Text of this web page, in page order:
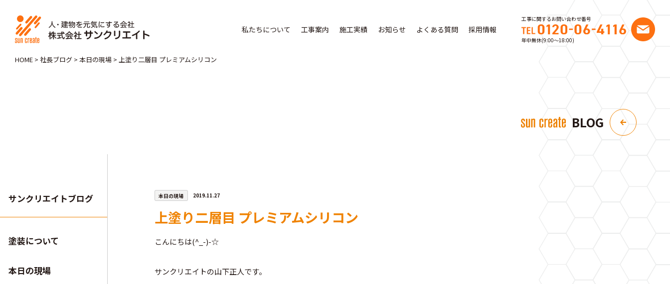
私たちについて 工事案内 施工実績 お知らせ よくある質問 採用情報
工事に関するお問い合わせ番号
年中無休(9:00〜18:00)
HOME > 社長ブログ > 本日の現場 > 上塗り二層目 プレミアムシリコン
BLOG
サンクリエイトブログ
塗装について
本日の現場
本日の現場 2019.11.27
上塗り二層目 プレミアムシリコン
こんにちは(^_-)-☆
サンクリエイトの山下正人です。